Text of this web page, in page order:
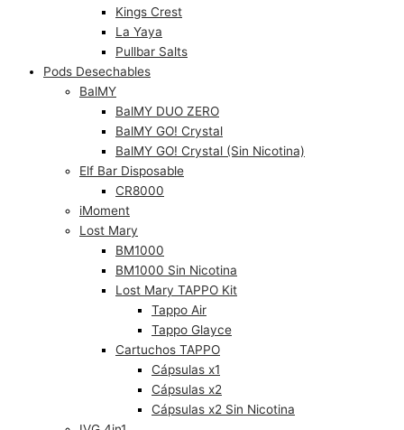
Kings Crest
La Yaya
Pullbar Salts
Pods Desechables
BalMY
BalMY DUO ZERO
BalMY GO! Crystal
BalMY GO! Crystal (Sin Nicotina)
Elf Bar Disposable
CR8000
iMoment
Lost Mary
BM1000
BM1000 Sin Nicotina
Lost Mary TAPPO Kit
Tappo Air
Tappo Glayce
Cartuchos TAPPO
Cápsulas x1
Cápsulas x2
Cápsulas x2 Sin Nicotina